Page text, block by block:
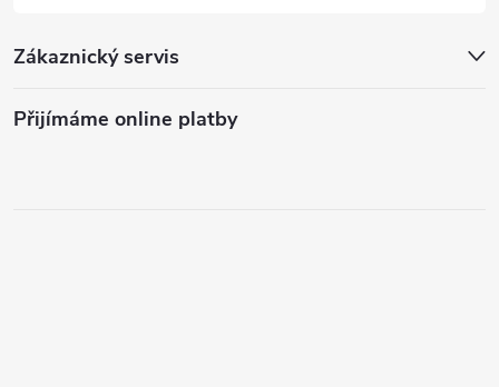
Zákaznický servis
Přijímáme online platby